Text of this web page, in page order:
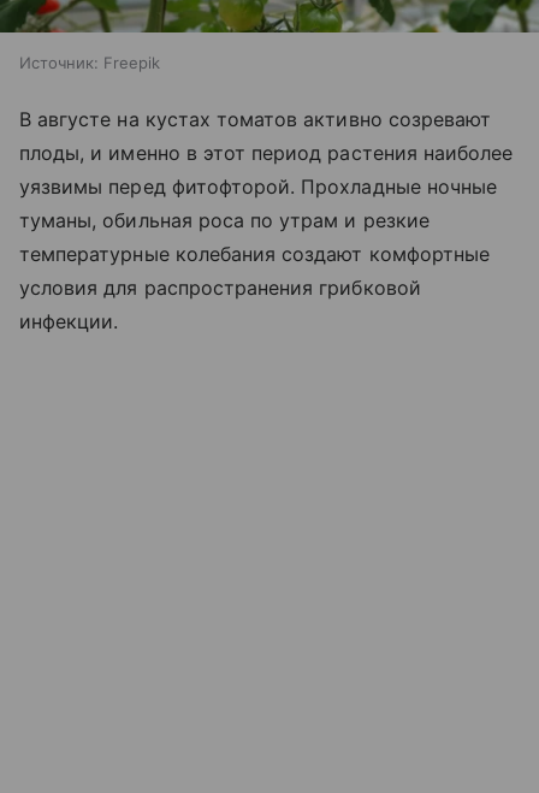
Источник: Freepik
В августе на кустах томатов активно созревают
плоды, и именно в этот период растения наиболее
уязвимы перед фитофторой. Прохладные ночные
туманы, обильная роса по утрам и резкие
температурные колебания создают комфортные
условия для распространения грибковой
инфекции.